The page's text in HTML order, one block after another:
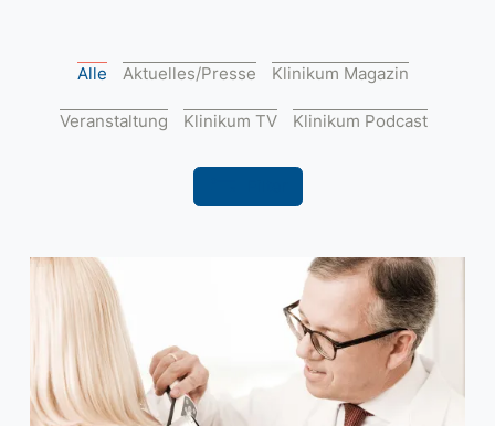
Alle Aktuelles/Presse Klinikum Magazin
Veranstaltung Klinikum TV Klinikum Podcast